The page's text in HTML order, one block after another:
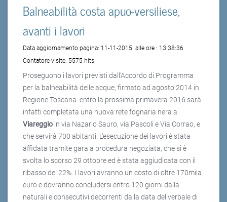
Balneabilità costa apuo-versiliese,
avanti i lavori
Data aggiornamento pagina: 11-11-2015 alle ore : 13:38:36
Contatore visite: 5575 hits
Proseguono i lavori previsti dall'Accordo di Programma
per la balneabilità delle acque, firmato ad agosto 2014 in
Regione Toscana: entro la prossima primavera 2016 sarà
infatti completata una nuova rete fognaria nera a
Viareggio in via Nazario Sauro, via Pascoli e Via Corrao, e
che servirà 700 abitanti. L'esecuzione dei lavori è stata
affidata tramite gara a procedura negoziata, che si è
svolta lo scorso 29 ottobre ed è stata aggiudicata con il
ribasso del 22%. I lavori avranno un costo di oltre 170mila
euro e dovranno concludersi entro 120 giorni dalla
naturali e consecutivi decorrenti dalla data del verbale di